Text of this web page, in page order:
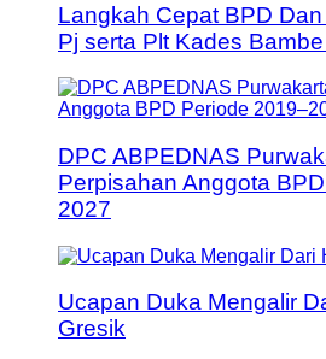
Langkah Cepat BPD
Pj serta Plt Kades
DPC ABPEDNAS
Perpisahan Anggota
2027
Ucapan Duka Mengalir
Gresik